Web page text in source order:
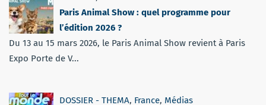
Paris Animal Show : quel programme pour
l’édition 2026 ?
Du 13 au 15 mars 2026, le Paris Animal Show revient à Paris
Expo Porte de V...
DOSSIER - THEMA, France, Médias